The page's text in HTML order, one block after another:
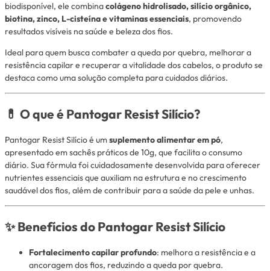
biodisponível, ele combinacolágeno hidrolisado, silício orgânico,
biotina, zinco, L-cisteína e vitaminas essenciais, promovendo
resultados visíveis na saúde e beleza dos fios.
Ideal para quem busca combater a queda por quebra, melhorar a
resistência capilar e recuperar a vitalidade dos cabelos, o produto se
destaca como uma solução completa para cuidados diários.
💊 O que é Pantogar Resist Silício?
Pantogar Resist Silício é umsuplemento alimentar em pó,
apresentado em sachês práticos de 10g, que facilita o consumo
diário. Sua fórmula foi cuidadosamente desenvolvida para oferecer
nutrientes essenciais que auxiliam na estrutura e no crescimento
saudável dos fios, além de contribuir para a saúde da pele e unhas.
✨ Benefícios do Pantogar Resist Silício
Fortalecimento capilar profundo: melhora a resistência e a
ancoragem dos fios, reduzindo a queda por quebra.